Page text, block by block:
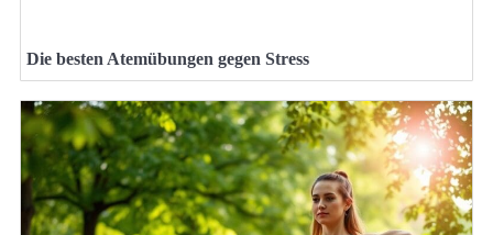
Die besten Atemübungen gegen Stress